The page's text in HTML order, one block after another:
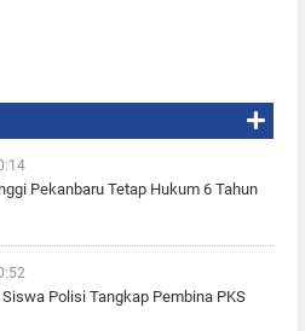
Pekanbaru Tetap Hukum 6 Tahun
Polisi Tangkap Pembina PKS